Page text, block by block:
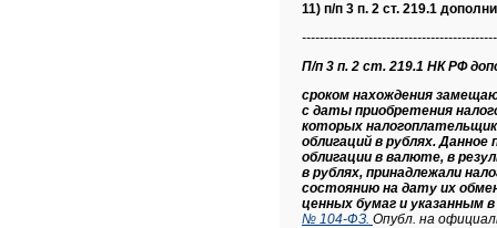
11) п/п 3 п. 2 ст. 219.1
П/п 3 п. 2 ст. 219.1 НК РФ
сроком нахождения
с даты приобретения
которых
облигаций в рублях.
облигации в валюте, в
в рублях, принадлежали
состоянию на дату их
ценных бумаг и указанным
№ 104-ФЗ. Опубл. на